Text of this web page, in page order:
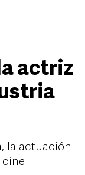
actriz
la actuación
cine